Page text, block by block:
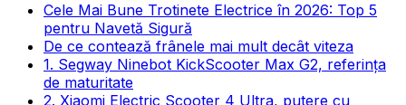
Cele Mai Bune Trotinete Electrice în 2026: Top 5
pentru Navetă Sigură
De ce contează frânele mai mult decât viteza
1. Segway Ninebot KickScooter Max G2, referința
de maturitate
2. Xiaomi Electric Scooter 4 Ultra, putere cu